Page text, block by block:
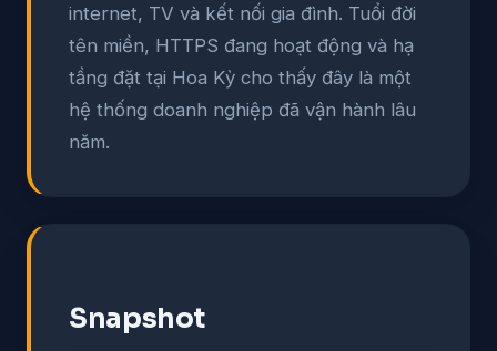
internet, TV và kết nối gia đình. Tuổi đời
tên miền, HTTPS đang hoạt động và hạ
tầng đặt tại Hoa Kỳ cho thấy đây là một
hệ thống doanh nghiệp đã vận hành lâu
năm.
Snapshot